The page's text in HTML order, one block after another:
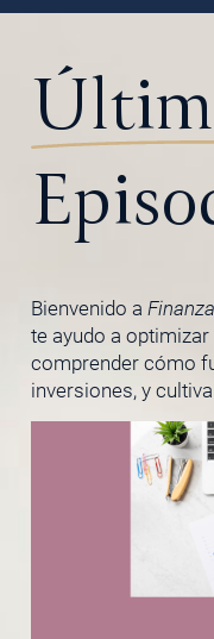
Bienvenido a
te ayudo a
comprender cómo
inversiones, y